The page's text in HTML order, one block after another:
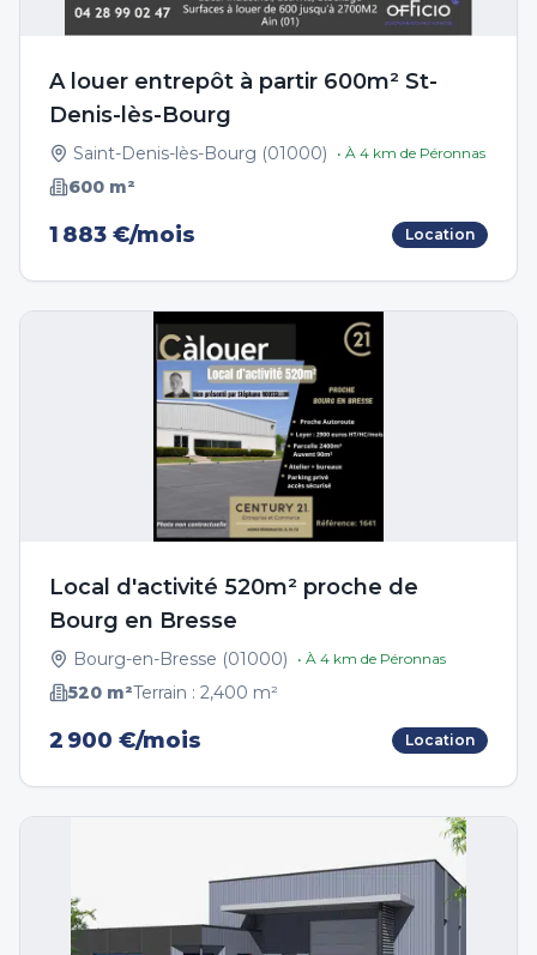
A louer entrepôt à partir 600m² St-
Denis-lès-Bourg
Saint-Denis-lès-Bourg (01000) • À 4 km de Péronnas
600 m²
1 883 €/mois Location
Local d'activité 520m² proche de
Bourg en Bresse
Bourg-en-Bresse (01000) • À 4 km de Péronnas
520 m²Terrain : 2,400 m²
2 900 €/mois Location